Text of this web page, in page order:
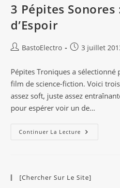
3 Pépites Sonores
d’Espoir
Auteur/autrice
la
publication :
BastoElectro
Publication
3 juillet
Pépites Troniques a
film de science-fiction. Voici
assez soft, juste assez
pour espérer voir un de…
Continuer La Lecture
Pépites
[Chercher Sur Le Site]